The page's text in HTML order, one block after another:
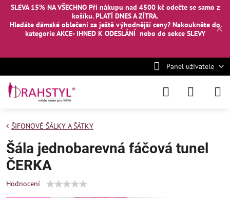
✕
SLEVA 15% NA VŠECHNO Při nákupu nad 4500 kč odečte se samo z
košíku. PLATÍ DNES A ZÍTRA.
Hledáte dámské oblečení za ještě výhodnější ceny? Nakoukněte do
kategorie AKCE- IHNED K ODESLÁNÍ nebo do sekce SLEVY
Panel uživatele
ŠIFONOVÉ ŠÁLKY A ŠÁTKY
Šála jednobarevná fáčová tunel
ČERKA
Hodnocení